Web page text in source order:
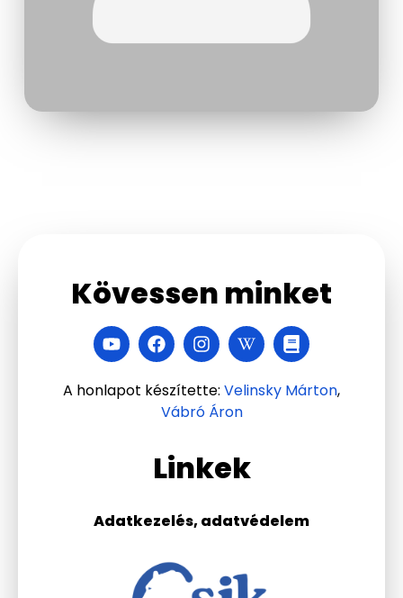
Linkek
Adatkezelés, adatvédelem
Kövessen minket
A honlapot készítette: Velinsky Márton,
Vábró Áron